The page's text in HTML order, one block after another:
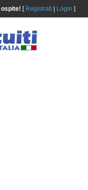
ospite! [ Registrati Login ]